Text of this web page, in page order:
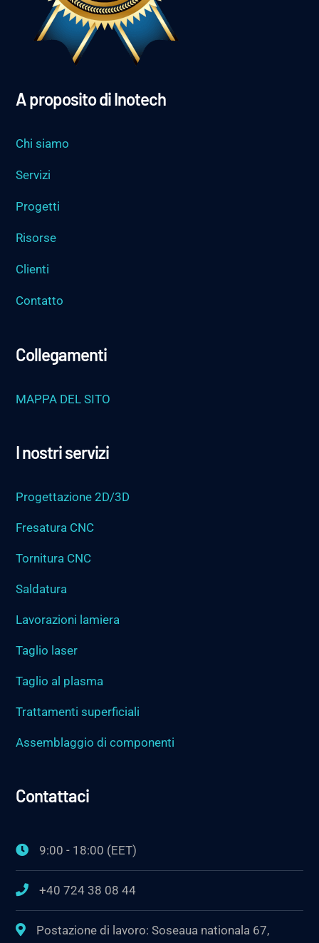
A proposito di Inotech
Chi siamo
Servizi
Progetti
Risorse
Clienti
Contatto
Collegamenti
MAPPA DEL SITO
I nostri servizi
Progettazione 2D/3D
Fresatura CNC
Tornitura CNC
Saldatura
Lavorazioni lamiera
Taglio laser
Taglio al plasma
Trattamenti superficiali
Assemblaggio di componenti
Contattaci
9:00 - 18:00 (EET)
+40 724 38 08 44
Postazione di lavoro: Soseaua nationala 67,